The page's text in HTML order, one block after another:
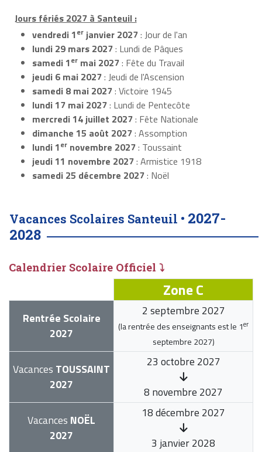
Jours fériés 2027 à Santeuil :
vendredi 1er janvier 2027: Jour de l'an
lundi 29 mars 2027: Lundi de Pâques
samedi 1er mai 2027: Fête du Travail
jeudi 6 mai 2027: Jeudi de l'Ascension
samedi 8 mai 2027: Victoire 1945
lundi 17 mai 2027: Lundi de Pentecôte
mercredi 14 juillet 2027: Fête Nationale
dimanche 15 août 2027: Assomption
lundi 1er novembre 2027: Toussaint
jeudi 11 novembre 2027: Armistice 1918
samedi 25 décembre 2027: Noël
Vacances Scolaires Santeuil • 2027-
2028
Calendrier Scolaire Officiel ⤵
Zone C
Rentrée Scolaire
2027
2 septembre 2027
(la rentrée des enseignants est le 1er
septembre 2027)
Vacances TOUSSAINT
2027
23 octobre 2027
8 novembre 2027
Vacances NOËL
2027
18 décembre 2027
3 janvier 2028